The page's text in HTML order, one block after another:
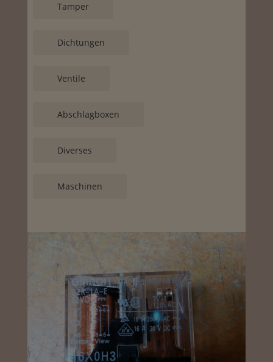
Tamper
Dichtungen
Ventile
Abschlagboxen
Diverses
Maschinen